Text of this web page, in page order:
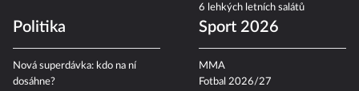
6 lehkých letních salátů
Politika
Nová superdávka: kdo na ní
dosáhne?
Sport 2026
MMA
Fotbal 2026/27